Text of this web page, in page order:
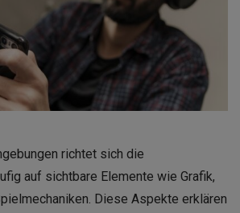
richtet sich die
auf sichtbare Elemente wie Grafik,
Diese Aspekte erklären